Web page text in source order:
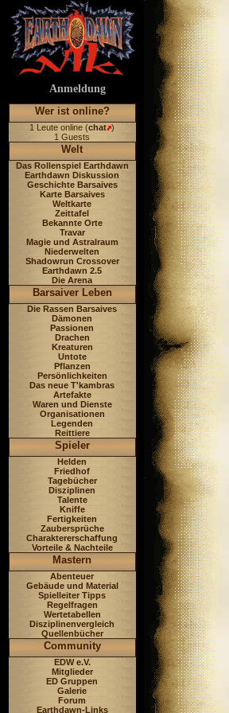
Anmeldung
Wer ist online?
1 Leute online (chat )
1 Guests
Welt
Das Rollenspiel Earthdawn
Earthdawn Diskussion
Geschichte Barsaives
Karte Barsaives
Weltkarte
Zeittafel
Bekannte Orte
Travar
Magie und Astralraum
Niederwelten
Shadowrun Crossover
Earthdawn 2.5
Die Arena
Barsaiver Leben
Die Rassen Barsaives
Dämonen
Passionen
Drachen
Kreaturen
Untote
Pflanzen
Persönlichkeiten
Das neue T'kambras
Artefakte
Waren und Dienste
Organisationen
Legenden
Reittiere
Spieler
Helden
Friedhof
Tagebücher
Disziplinen
Talente
Kniffe
Fertigkeiten
Zaubersprüche
Charaktererschaffung
Vorteile & Nachteile
Mastern
Abenteuer
Gebäude und Material
Spielleiter Tipps
Regelfragen
Wertetabellen
Disziplinenvergleich
Quellenbücher
Community
EDW e.V.
Mitglieder
ED Gruppen
Galerie
Forum
Earthdawn-Links